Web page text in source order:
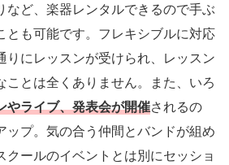
など、楽器レンタルできるので手ぶ
とも可能です。フレキシブルに対応
りにレッスンが受けられ、レッスン
ことは全くありません。また、いろ
やライブ、発表会が開催されるの
ップ。気の合う仲間とバンドが組め
クールのイベントとは別にセッショ